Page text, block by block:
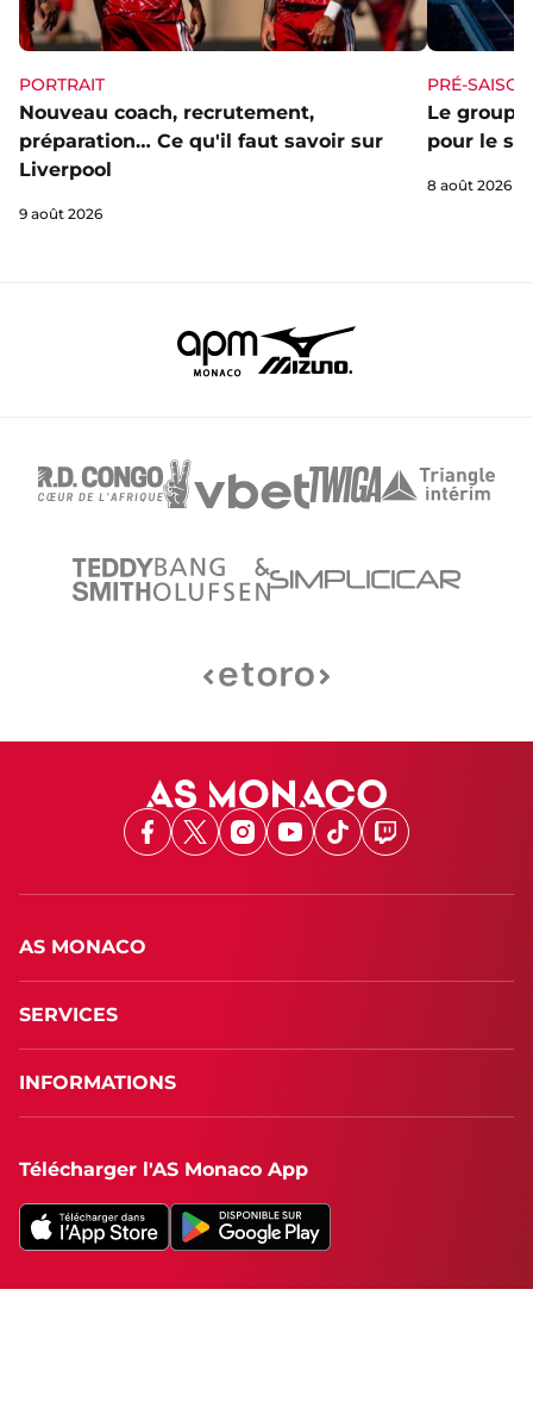
PORTRAIT
Nouveau coach, recrutement,
préparation… Ce qu'il faut savoir sur
Liverpool
9 août 2026
PRÉ-SAISON
Le groupe
pour le
8 août 2026
Facebook
X Instagram
Youtube
TikTokTwitch
AS MONACO
SERVICES
INFORMATIONS
Télécharger l'AS Monaco App